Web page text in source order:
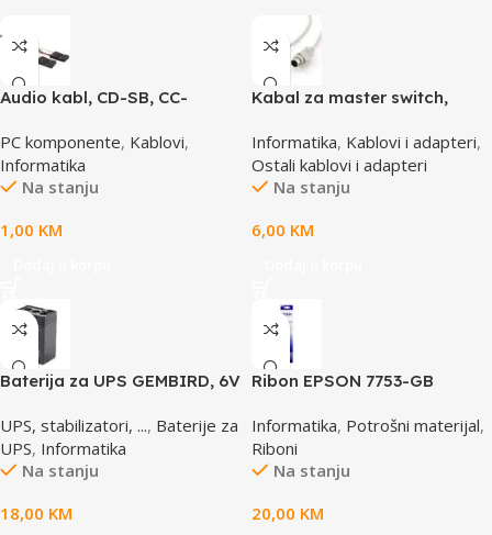
Audio kabl, CD-SB, CC-
PC komponente, Kablovi,
Informatika
Na stanju
1,00 KM
Kabal za master switch,
GEMBIRD
Informatika, Kablovi i adapteri,
Ostali kablovi i adapteri
Na stanju
6,00 KM
Baterija za UPS GEMBIRD, 6V
UPS, stabilizatori, ..., Baterije za
UPS, Informatika
Na stanju
18,00 KM
Ribon EPSON 7753-GB
/4X0/5X0/8X0 (A4)S015633
Informatika, Potrošni materijal,
Riboni
Na stanju
20,00 KM